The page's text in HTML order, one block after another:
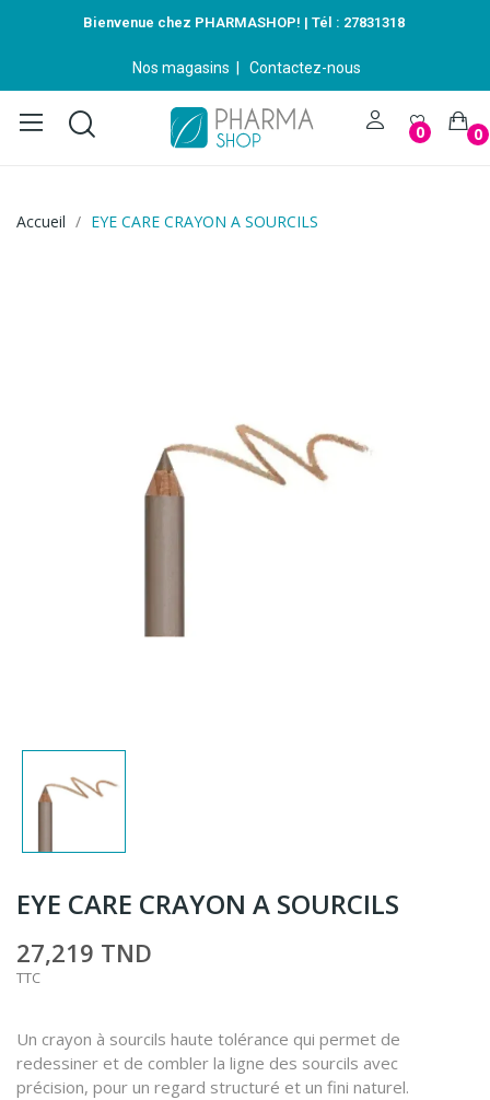
Bienvenue chez PHARMASHOP! | Tél : 27831318
Nos magasins Contactez-nous
0 0
Accueil EYE CARE CRAYON A SOURCILS
EYE CARE CRAYON A SOURCILS
27,219 TND
TTC
Un crayon à sourcils haute tolérance qui permet de
redessiner et de combler la ligne des sourcils avec
précision, pour un regard structuré et un fini naturel.